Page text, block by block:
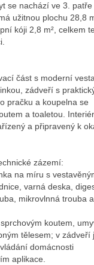
se nachází ve 3. patře
užitnou plochu 28,8
kóji 2,8 m², celkem
část s moderní
zádveří s
pračku a koupelna se
a toaletou.
a připravený k
zázemí:
na míru s
varná deska,
mikrovlnná trouba
koutem,
tělesem; v zádveří
domácnosti
aplikace.